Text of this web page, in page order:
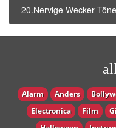
20.Nervige Wecker Töne
Alarm Anders
Electronica
Film